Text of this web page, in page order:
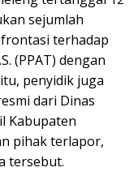
sejumlah
terhadap
(PPAT) dengan
penyidik juga
dari Dinas
Kabupaten
pihak terlapor,
tersebut.